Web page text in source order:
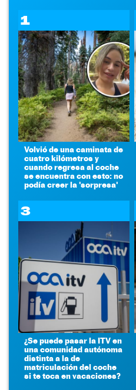
1
Volvió de una caminata de
cuatro kilómetros y
cuando regresa al coche
se encuentra con esto: no
podía creer la 'sorpresa'
3
¿Se puede pasar la ITV en
una comunidad autónoma
distinta a la de
matriculación del coche
si te toca en vacaciones?